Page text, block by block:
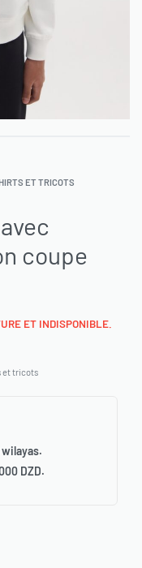
ET TRICOTS
coupe
ET INDISPONIBLE.
et tricots
wilayas.
DZD.